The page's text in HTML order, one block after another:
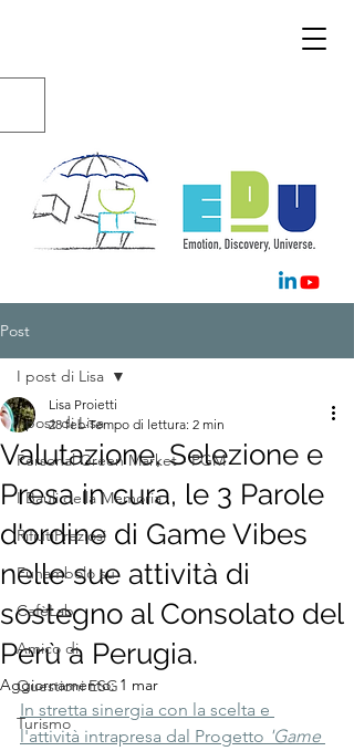
Post
I post di Lisa
Personal Green Market - PGM
I Bauli della Memoria
RifiutiPreziosi
Funambolo su
CafèLab
Amico di
Questioni ESG
Turismo
I post di Lisa
Valutazione, Selezione e
Presa in cura, le 3 Parole
d'ordine di Game Vibes
nelle sue attività di
sostegno al Consolato del
Perù a Perugia.
Lisa Proietti
28 feb Tempo di lettura: 2 min
Aggiornamento:1 mar
In stretta sinergia con la scelta e
l'attività intrapresa dal Progetto 'Game